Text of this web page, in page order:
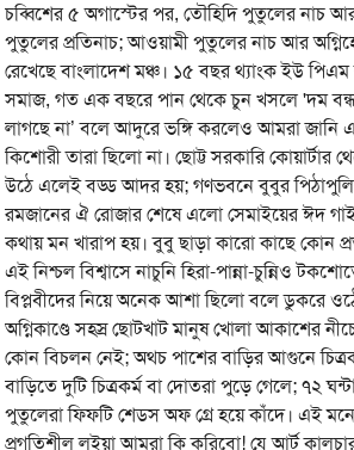
চব্বিশের ৫ অগাস্টের পর, তৌহিদি পুতুলের নাচ
পুতুলের প্রতিনাচ; আওয়ামী পুতুলের নাচ আর
রেখেছে বাংলাদেশ মঞ্চ। ১৫ বছর থ্যাংক ইউ
সমাজ, গত এক বছরে পান থেকে চুন খসলে 'দম বন্ধ
লাগছে না’ বলে আদুরে ভঙ্গি করলেও আমরা
কিশোরী তারা ছিলো না। ছোট্ট সরকারি কোয়ার্টার
উঠে এলেই বড্ড আদর হয়; গণভবনে বুবুর
রমজানের ঐ রোজার শেষে এলো সেমাইয়ের ঈদ
কথায় মন খারাপ হয়। বুবু ছাড়া কারো কাছে কোন
এই নিশ্চল বিশ্বাসে নাচুনি হিরা-পান্না-চুন্নিও
বিপ্লবীদের নিয়ে অনেক আশা ছিলো বলে ডুকরে
অগ্নিকাণ্ডে সহস্র ছোটখাট মানুষ খোলা আকাশের
কোন বিচলন নেই; অথচ পাশের বাড়ির আগুনে
বাড়িতে দুটি চিত্রকর্ম বা দোতরা পুড়ে গেলে; ৭২
পুতুলেরা ফিফটি শেডস অফ গ্রে হয়ে কাঁদে। এই
প্রগতিশীল লইয়া আমরা কি করিবো! যে আর্ট